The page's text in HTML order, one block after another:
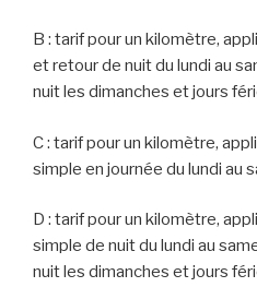
B : tarif pour un kilomètre,
et retour de nuit du lundi au
nuit les dimanches et jours
C : tarif pour un kilomètre,
simple en journée du lundi au
D : tarif pour un kilomètre,
simple de nuit du lundi au
nuit les dimanches et jours